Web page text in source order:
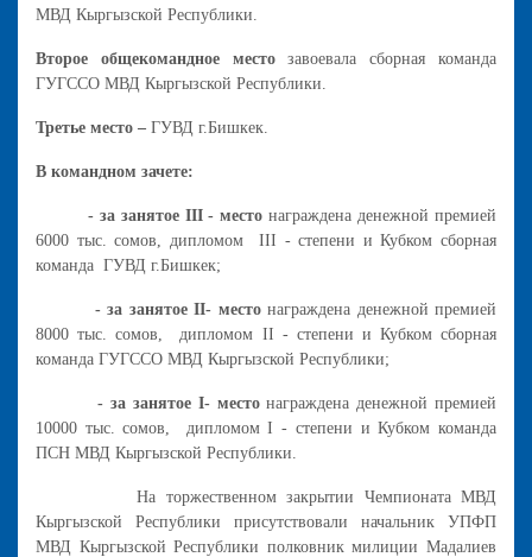
МВД Кыргызской Республики.
Второе общекомандное местозавоевала сборная команда
ГУГССО МВД Кыргызской Республики.
Третье место – ГУВД г.Бишкек.
В командном зачете:
- за занятое III - место награждена денежной премией
6000 тыс. сомов, дипломом III - степени и Кубком сборная
команда ГУВД г.Бишкек;
- за занятое II- местонаграждена денежной премией
8000 тыс. сомов, дипломом II - степени и Кубком сборная
команда ГУГССО МВД Кыргызской Республики;
- за занятое I- местонаграждена денежной премией
10000 тыс. сомов, дипломом I - степени и Кубком команда
ПСН МВД Кыргызской Республики.
На торжественном закрытии Чемпионата МВД
Кыргызской Республики присутствовали начальник УПФП
МВД Кыргызской Республики полковник милиции Мадалиев